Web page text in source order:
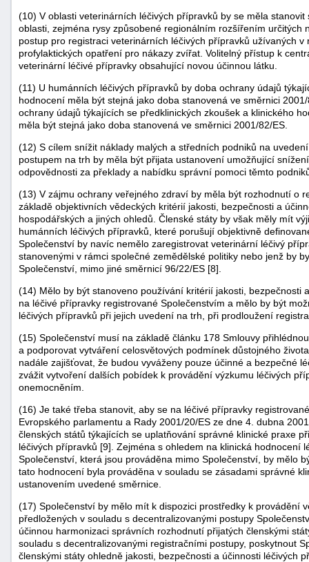
(10) V oblasti veterinárních léčivých přípravků by se měla
oblasti, zejména rysy způsobené regionálním rozšířením určitých
postup pro registraci veterinárních léčivých přípravků užívaných
profylaktických opatření pro nákazy zvířat. Volitelný přístup k
veterinární léčivé přípravky obsahující novou účinnou látku.
(11) U humánních léčivých přípravků by doba ochrany údajů
hodnocení měla být stejná jako doba stanovená ve směrnici
ochrany údajů týkajících se předklinických zkoušek a klinického
měla být stejná jako doba stanovená ve směrnici 2001/82/ES.
(12) S cílem snížit náklady malých a středních podniků na
postupem na trh by měla být přijata ustanovení umožňující
odpovědnosti za překlady a nabídku správní pomoci těmto
(13) V zájmu ochrany veřejného zdraví by měla být rozhodnutí o
základě objektivních vědeckých kritérií jakosti, bezpečnosti a
hospodářských a jiných ohledů. Členské státy by však měly mít
humánních léčivých přípravků, které porušují objektivně
Společenství by navíc nemělo zaregistrovat veterinární léčivý
stanovenými v rámci společné zemědělské politiky nebo jenž by
Společenství, mimo jiné směrnicí 96/22/ES [8].
(14) Mělo by být stanoveno používání kritérií jakosti, bezpečnosti
na léčivé přípravky registrované Společenstvím a mělo by být
léčivých přípravků při jejich uvedení na trh, při prodloužení
(15) Společenství musí na základě článku 178 Smlouvy
a podporovat vytváření celosvětových podmínek důstojného
nadále zajišťovat, že budou vyváženy pouze účinné a bezpečné
zvážit vytvoření dalších pobídek k provádění výzkumu léčivých
onemocněním.
(16) Je také třeba stanovit, aby se na léčivé přípravky
Evropského parlamentu a Rady 2001/20/ES ze dne 4. dubna
členských států týkajících se uplatňování správné klinické praxe
léčivých přípravků [9]. Zejména s ohledem na klinická hodnocení
Společenství, která jsou prováděna mimo Společenství, by mělo
tato hodnocení byla prováděna v souladu se zásadami správné
ustanovením uvedené směrnice.
(17) Společenství by mělo mít k dispozici prostředky k provádění
předložených v souladu s decentralizovanými postupy
účinnou harmonizaci správních rozhodnutí přijatých členskými
souladu s decentralizovanými registračními postupy, poskytnout
členskými státy ohledně jakosti, bezpečnosti a účinnosti léčivých
"náhradě
škod"